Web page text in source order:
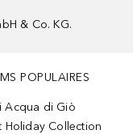
& Co. KG.
POPULAIRES
Acqua di Giò
Holiday Collection